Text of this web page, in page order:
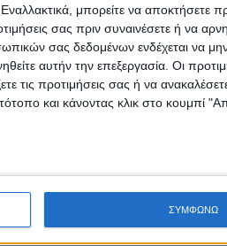
μπορείτε να αποκτήσετε
σας πριν συναινέσετε ή να
σας δεδομένων ενδέχεται να μην
αυτήν την επεξεργασία. Οι
τις προτιμήσεις σας ή να
και κάνοντας κλικ στο κουμπί
ΣΥΜΦΩΝΩ